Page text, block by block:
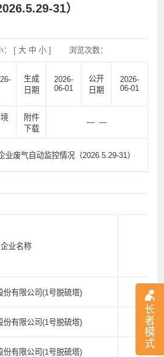
长
者
模
式
31）
： [ 大 中 小] 浏览次数：
生成
日期
2026-
06-01
公开
日期
2026-
06-01
附件
下载
— —
业废气自动监控情况（2026.5.29-31）
企业名称
份有限公司(1号脱硫塔)
份有限公司(1号脱硫塔)
份有限公司(1号脱硫塔)